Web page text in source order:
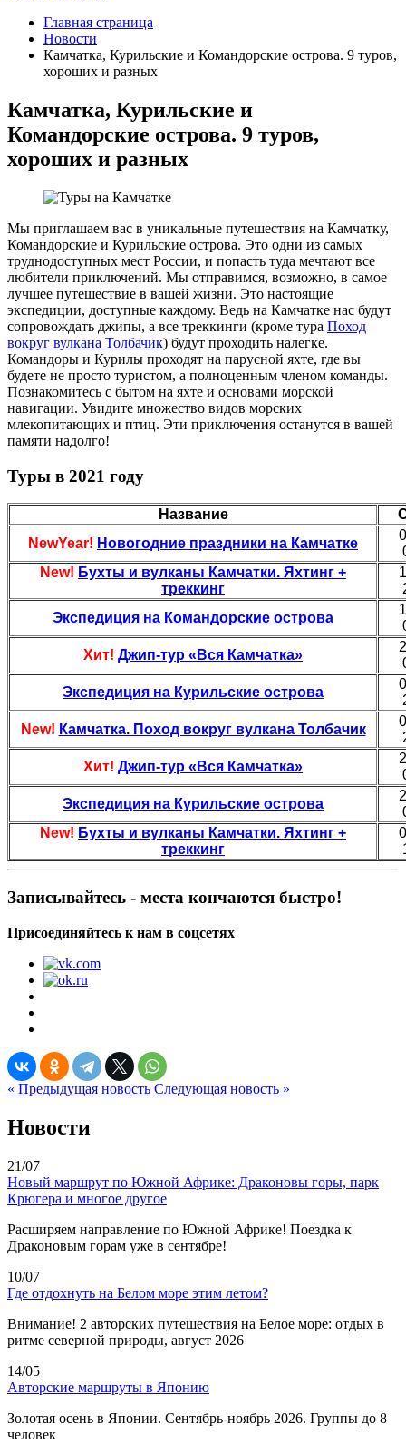
Главная страница
Новости
Камчатка, Курильские и Командорские острова. 9 туров,
хороших и разных
Камчатка, Курильские и
Командорские острова. 9 туров,
хороших и разных
Мы приглашаем вас в уникальные путешествия на Камчатку,
Командорские и Курильские острова. Это одни из самых
труднодоступных мест России, и попасть туда мечтают все
любители приключений. Мы отправимся, возможно, в самое
лучшее путешествие в вашей жизни. Это настоящие
экспедиции, доступные каждому. Ведь на Камчатке нас будут
сопровождать джипы, а все треккинги (кроме тура Поход
вокруг вулкана Толбачик) будут проходить налегке.
Командоры и Курилы проходят на парусной яхте, где вы
будете не просто туристом, а полноценным членом команды.
Познакомитесь с бытом на яхте и основами морской
навигации. Увидите множество видов морских
млекопитающих и птиц. Эти приключения останутся в вашей
памяти надолго!
Туры в 2021 году
Название
NewYear! Новогодние праздники на Камчатке
New! Бухты и вулканы Камчатки. Яхтинг +
треккинг
Экспедиция на Командорские острова
Хит! Джип-тур «Вся Камчатка»
Экспедиция на Курильские острова
New! Камчатка. Поход вокруг вулкана Толбачик
Хит! Джип-тур «Вся Камчатка»
Экспедиция на Курильские острова
New! Бухты и вулканы Камчатки. Яхтинг +
треккинг
Записывайтесь - места кончаются быстро!
Присоединяйтесь к нам в соцсетях
« Предыдущая новость Следующая новость »
Новости
21/07
Новый маршрут по Южной Африке: Драконовы горы, парк
Крюгера и многое другое
Расширяем направление по Южной Африке! Поездка к
Драконовым горам уже в сентябре!
10/07
Где отдохнуть на Белом море этим летом?
Внимание! 2 авторских путешествия на Белое море: отдых в
ритме северной природы, август 2026
14/05
Авторские маршруты в Японию
Золотая осень в Японии. Сентябрь-ноябрь 2026. Группы до 8
человек